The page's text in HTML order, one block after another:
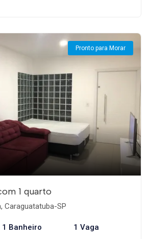
Pronto para Morar
1 quarto
Caraguatatuba-SP
1 Banheiro 1 Vaga